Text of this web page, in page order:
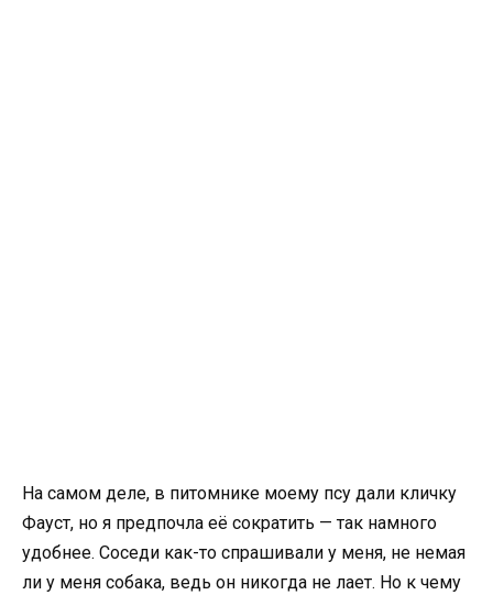
На самом деле, в питомнике моему псу дали кличку
Фауст, но я предпочла её сократить — так намного
удобнее. Соседи как-то спрашивали у меня, не немая
ли у меня собака, ведь он никогда не лает. Но к чему